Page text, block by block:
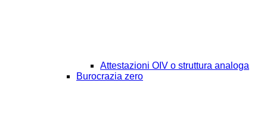
Attestazioni OIV o struttura analoga
Burocrazia zero